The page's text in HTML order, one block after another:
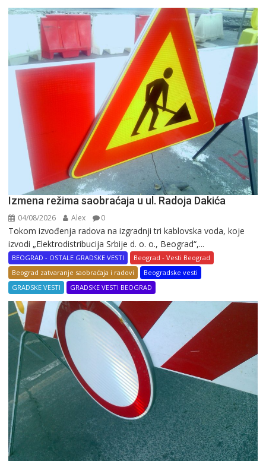
Izmena režima saobraćaja u ul. Radoja Dakića
04/08/2026 Alex 0
Tokom izvođenja radova na izgradnji tri kablovska voda, koje
izvodi „Elektrodistribucija Srbije d. o. o., Beograd“,...
BEOGRAD - OSTALE GRADSKE VESTI
Beograd - Vesti Beograd
Beograd zatvaranje saobraćaja i radovi
Beogradske vesti
GRADSKE VESTI
GRADSKE VESTI BEOGRAD